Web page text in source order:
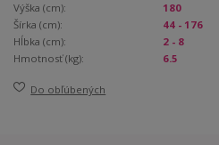
Výška (cm):
180
Šírka (cm):
44 - 176
Hĺbka (cm):
2 - 8
Hmotnosť (kg):
6.5
Do obľúbených